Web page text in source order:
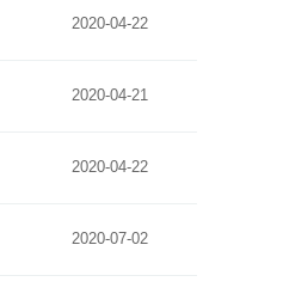
2020-04-22
2020-04-21
2020-04-22
2020-07-02